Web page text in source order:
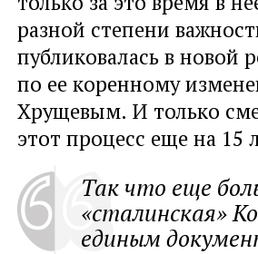
разной степени
публиковалась в новой
по ее коренному
Хрущевым. И только
этот процесс еще на 15
Так что еще
«сталинская»
единым